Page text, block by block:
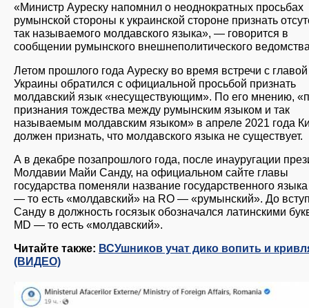
«Министр Ауреску напомнил о неоднократных просьбах
румынской стороны к украинской стороне признать
так называемого молдавского языка», — говорится в
сообщении румынского внешнеполитического
Летом прошлого года Ауреску во время встречи с
Украины обратился с официальной просьбой признать
молдавский язык «несуществующим». По его мнению,
признания тождества между румынским языком и так
называемым молдавским языком» в апреле 2021 года
должен признать, что молдавского языка не существует.
А в декабре позапрошлого года, после инауругации
Молдавии Майи Санду, на официальном сайте главы
государства поменяли название государственного
— то есть «молдавский» на RO — «румынский». До
Санду в должность госязык обозначался латинскими
MD — то есть «молдавский».
Читайте также: ВСУшников учат дико вопить и
(ВИДЕО)